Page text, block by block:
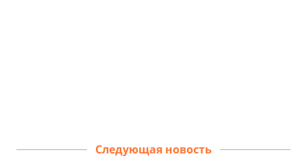
Следующая новость